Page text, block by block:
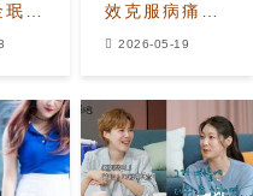
錫
任
效克服病痛與
焦慮 展現健康
2026-05-19